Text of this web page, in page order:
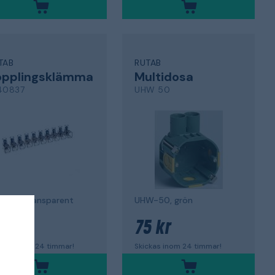
transparent
inom 24 timmar!
RUTAB
Multidosa
UHW 50
UHW-50, grön
75 kr
Skickas inom 24 timmar!